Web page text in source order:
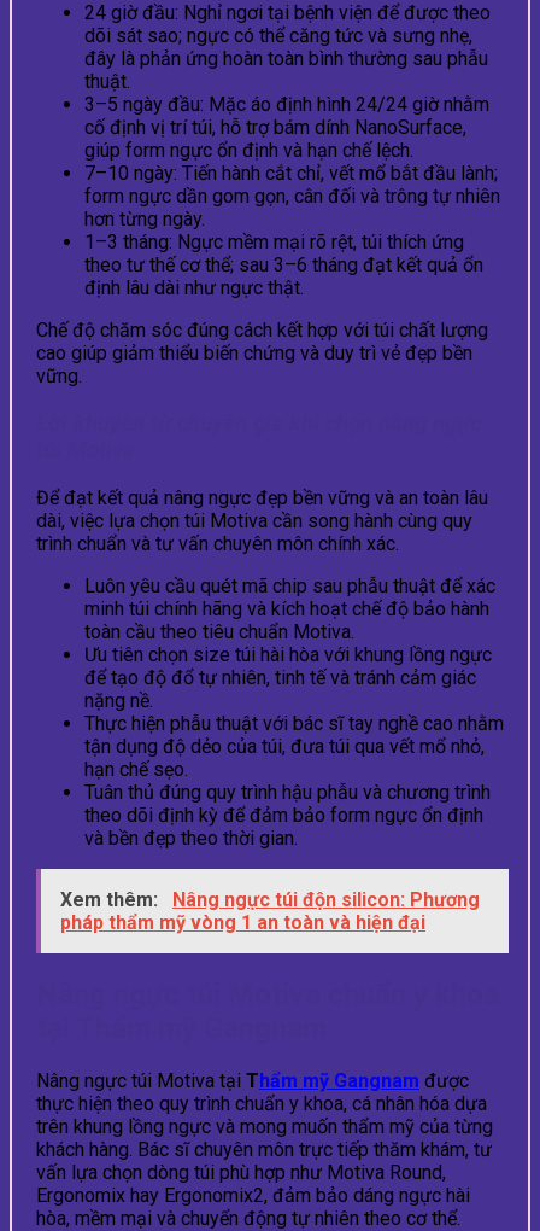
24 giờ đầu: Nghỉ ngơi tại bệnh viện để được theo
dõi sát sao; ngực có thể căng tức và sưng nhẹ,
đây là phản ứng hoàn toàn bình thường sau phẫu
thuật.
3–5 ngày đầu: Mặc áo định hình 24/24 giờ nhằm
cố định vị trí túi, hỗ trợ bám dính NanoSurface,
giúp form ngực ổn định và hạn chế lệch.
7–10 ngày: Tiến hành cắt chỉ, vết mổ bắt đầu lành;
form ngực dần gom gọn, cân đối và trông tự nhiên
hơn từng ngày.
1–3 tháng: Ngực mềm mại rõ rệt, túi thích ứng
theo tư thế cơ thể; sau 3–6 tháng đạt kết quả ổn
định lâu dài như ngực thật.
Chế độ chăm sóc đúng cách kết hợp với túi chất lượng
cao giúp giảm thiểu biến chứng và duy trì vẻ đẹp bền
vững.
Để đạt kết quả nâng ngực đẹp bền vững và an toàn lâu
dài, việc lựa chọn túi Motiva cần song hành cùng quy
trình chuẩn và tư vấn chuyên môn chính xác.
Luôn yêu cầu quét mã chip sau phẫu thuật để xác
minh túi chính hãng và kích hoạt chế độ bảo hành
toàn cầu theo tiêu chuẩn Motiva.
Ưu tiên chọn size túi hài hòa với khung lồng ngực
để tạo độ đổ tự nhiên, tinh tế và tránh cảm giác
nặng nề.
Thực hiện phẫu thuật với bác sĩ tay nghề cao nhằm
tận dụng độ dẻo của túi, đưa túi qua vết mổ nhỏ,
hạn chế sẹo.
Tuân thủ đúng quy trình hậu phẫu và chương trình
theo dõi định kỳ để đảm bảo form ngực ổn định
và bền đẹp theo thời gian.
Xem thêm:
Nâng ngực túi độn silicon: Phương
pháp thẩm mỹ vòng 1 an toàn và hiện đại
Nâng ngực túi Motiva tại Thẩm mỹ Gangnam được
thực hiện theo quy trình chuẩn y khoa, cá nhân hóa dựa
trên khung lồng ngực và mong muốn thẩm mỹ của từng
khách hàng. Bác sĩ chuyên môn trực tiếp thăm khám, tư
vấn lựa chọn dòng túi phù hợp như Motiva Round,
Ergonomix hay Ergonomix2, đảm bảo dáng ngực hài
hòa, mềm mại và chuyển động tự nhiên theo cơ thể.